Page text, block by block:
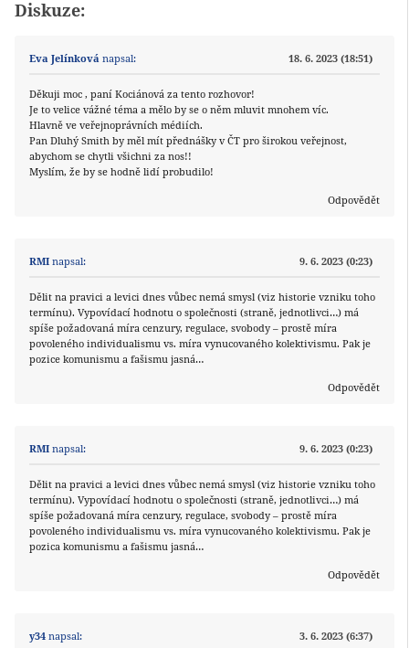
Diskuze:
Eva Jelínková napsal: 18. 6. 2023 (18:51)
Děkuji moc , paní Kociánová za tento rozhovor!
Je to velice vážné téma a mělo by se o něm mluvit mnohem víc.
Hlavně ve veřejnoprávních médiích.
Pan Dluhý Smith by měl mít přednášky v ČT pro širokou veřejnost,
abychom se chytli všichni za nos!!
Myslím, že by se hodně lidí probudilo!
Odpovědět
RMI napsal: 9. 6. 2023 (0:23)
Dělit na pravici a levici dnes vůbec nemá smysl (viz historie vzniku toho
termínu). Vypovídací hodnotu o společnosti (straně, jednotlivci…) má
spíše požadovaná míra cenzury, regulace, svobody – prostě míra
povoleného individualismu vs. míra vynucovaného kolektivismu. Pak je
pozice komunismu a fašismu jasná…
Odpovědět
RMI napsal: 9. 6. 2023 (0:23)
Dělit na pravici a levici dnes vůbec nemá smysl (viz historie vzniku toho
termínu). Vypovídací hodnotu o společnosti (straně, jednotlivci…) má
spíše požadovaná míra cenzury, regulace, svobody – prostě míra
povoleného individualismu vs. míra vynucovaného kolektivismu. Pak je
pozica komunismu a fašismu jasná…
Odpovědět
y34 napsal: 3. 6. 2023 (6:37)